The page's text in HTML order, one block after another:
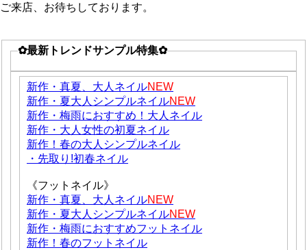
ご来店、お待ちしております。
✿最新トレンドサンプル特集✿
新作・真夏、大人ネイルNEW
新作・夏大人シンプルネイルNEW
新作・梅雨におすすめ！大人ネイル
新作・大人女性の初夏ネイル
新作！春の大人シンプルネイル
・先取り!初春ネイル
《フットネイル》
新作・真夏、大人ネイルNEW
新作・夏大人シンプルネイルNEW
新作・梅雨におすすめフットネイル
新作！春のフットネイル